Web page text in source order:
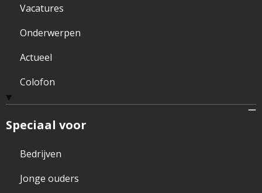
Vacatures
Onderwerpen
Actueel
Colofon
Speciaal voor
Bedrijven
Jonge ouders